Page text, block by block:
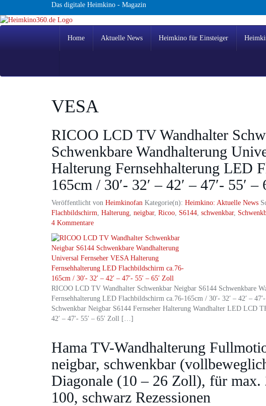
to
main
Das digitale Heimkino - Magazin
Home Aktuelle News Heimkino für Einsteiger
VESA
RICOO LCD TV Wandhalter
Schwenkbare Wandhalterung
Halterung Fernsehhalterung LED
165cm / 30′- 32′ – 42′ – 47′- 55′ –
Veröffentlicht von Heimkinofan Kategorie(n): Heimkino: Aktuelle News
Flachbildschirm, Halterung, neigbar, Ricoo, S6144, schwenkbar,
4 Kommentare
RICOO LCD TV Wandhalter Schwenkbar Neigbar S6144 Schwenkbare
Fernsehhalterung LED Flachbildschirm ca.76-165cm / 30′- 32′ – 42′ –
Schwenkbar Neigbar S6144 Fernseher Halterung Wandhalter LED LCD
42′ – 47′- 55′ – 65′ Zoll […]
Hama TV-Wandhalterung
neigbar, schwenkbar
Diagonale (10 – 26 Zoll), für
100, schwarz Rezessionen